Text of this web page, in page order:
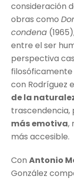
consideración
obras como
condena
entre el ser
perspectiva
filosóficamente
con Rodríguez
de la
trascendencia,
más emotiva,
más accesible.
ConAntonio
González